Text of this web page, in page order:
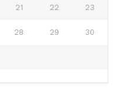
21 22 23
28 29 30